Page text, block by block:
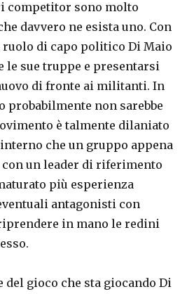
competitor sono molto
davvero ne esista uno. Con
di capo politico Di Maio
le sue truppe e presentarsi
di fronte ai militanti. In
non sarebbe
è talmente dilaniato
che un gruppo appena
con un leader di riferimento
più esperienza
antagonisti con
in mano le redini
del gioco che sta giocando Di